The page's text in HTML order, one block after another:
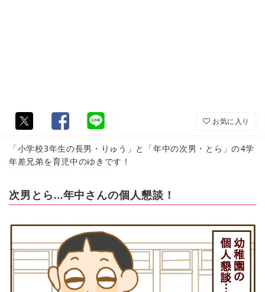
お気に入り
「小学校3年生の長男・りゅう」と「年中の次男・とら」の4学
年差兄弟を育児中のゆきです！
次男とら…年中さんの個人懇談！